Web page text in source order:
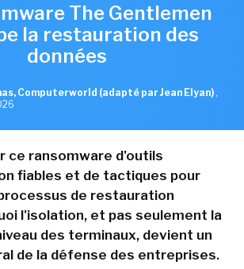
The Gentlemen
la restauration des
données
Computerworld (adapté par Jean Elyan) ,
ce ransomware d'outils
fiables et de tactiques pour
de restauration
l'isolation, et pas seulement la
des terminaux, devient un
de la défense des entreprises.